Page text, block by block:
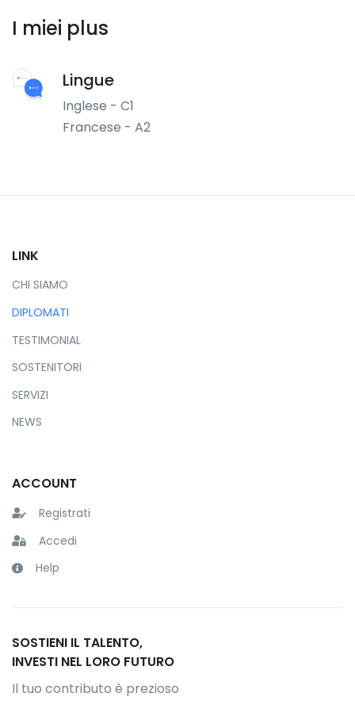
I miei plus
Lingue
Inglese - C1
Francese - A2
LINK
CHI SIAMO
DIPLOMATI
TESTIMONIAL
SOSTENITORI
SERVIZI
NEWS
ACCOUNT
Registrati
Accedi
Help
SOSTIENI IL TALENTO,
INVESTI NEL LORO FUTURO
Il tuo contributo è prezioso